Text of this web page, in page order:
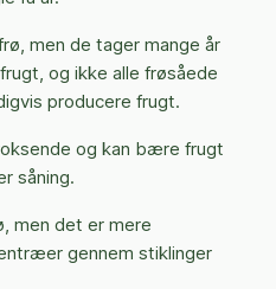
men de tager mange år
og ikke alle frøsåede
producere frugt.
og kan bære frugt
såning.
men det er mere
gennem stiklinger